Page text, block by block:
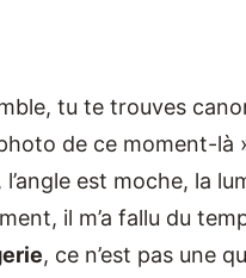
tu te trouves
de ce moment-là
est moche, la
il m’a fallu du
, ce n’est pas une